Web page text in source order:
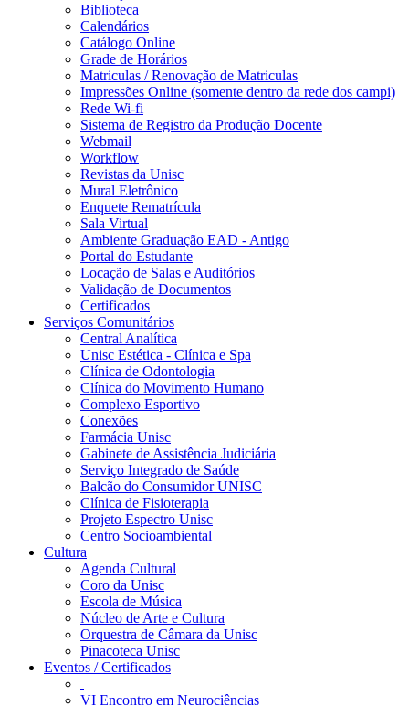
Biblioteca
Calendários
Catálogo Online
Grade de Horários
Matriculas / Renovação de Matriculas
Impressões Online (somente dentro da rede dos campi)
Rede Wi-fi
Sistema de Registro da Produção Docente
Webmail
Workflow
Revistas da Unisc
Mural Eletrônico
Enquete Rematrícula
Sala Virtual
Ambiente Graduação EAD - Antigo
Portal do Estudante
Locação de Salas e Auditórios
Validação de Documentos
Certificados
Serviços Comunitários
Central Analítica
Unisc Estética - Clínica e Spa
Clínica de Odontologia
Clínica do Movimento Humano
Complexo Esportivo
Conexões
Farmácia Unisc
Gabinete de Assistência Judiciária
Serviço Integrado de Saúde
Balcão do Consumidor UNISC
Clínica de Fisioterapia
Projeto Espectro Unisc
Centro Socioambiental
Cultura
Agenda Cultural
Coro da Unisc
Escola de Música
Núcleo de Arte e Cultura
Orquestra de Câmara da Unisc
Pinacoteca Unisc
Eventos / Certificados
VI Encontro em Neurociências